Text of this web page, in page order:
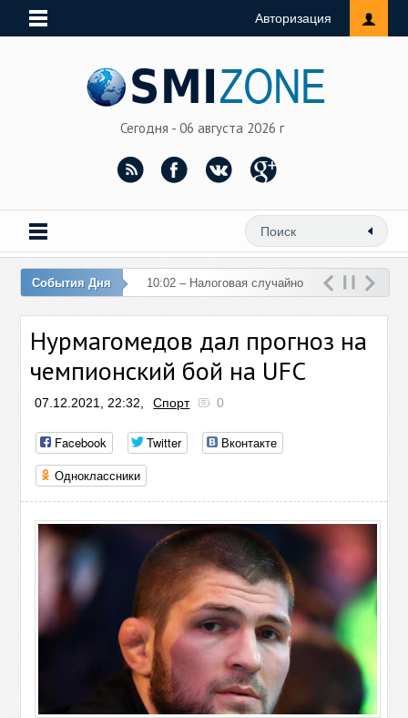
Авторизация
Сегодня - 06 августа 2026 г
События Дня 10:02 – Налоговая случайно
на счет женщины
Нурмагомедов дал прогноз на
чемпионский бой на UFC
07.12.2021, 22:32, Спорт 0
Facebook Twitter
Вконтакте
Одноклассники